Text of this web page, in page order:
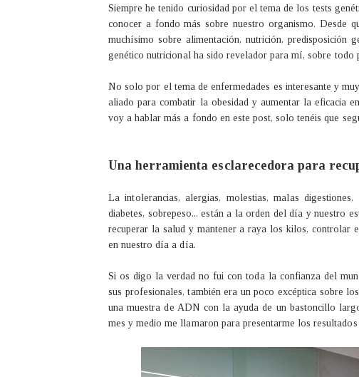
Siempre he tenido curiosidad por el tema de los tests
conocer a fondo más sobre nuestro organismo. Desde
muchísimo sobre alimentación, nutrición, predisposición
genético nutricional ha sido revelador para mí, sobre todo
No solo por el tema de enfermedades es interesante y
aliado para combatir la obesidad y aumentar la eficacia
voy a hablar más a fondo en este post, solo tenéis que
Una herramienta esclarecedora para
La intolerancias, alergias, molestias, malas digestiones,
diabetes, sobrepeso... están a la orden del día y nuestro
recuperar la salud y mantener a raya los kilos, controlar
en nuestro día a día.
Si os digo la verdad no fui con toda la confianza del
sus profesionales, también era un poco excéptica sobre
una muestra de ADN con la ayuda de un bastoncillo
mes y medio me llamaron para presentarme los resultados